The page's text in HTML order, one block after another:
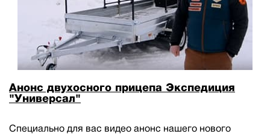
Анонс двухосного прицепа Экспедиция
"Универсал"
Специально для вас видео анонс нашего нового